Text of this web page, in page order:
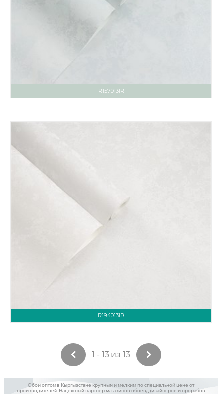
R157013IR
R194013IR
1 - 13 из 13
Обои оптом в Кыргызстане крупным и мелким по специальной цене от
производителей. Надежный партнер магазинов обоев, дизайнеров и прорабов